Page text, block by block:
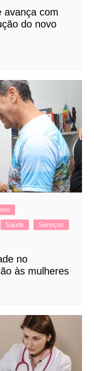
avança com
do novo
Saúde
Serviços
no
às mulheres